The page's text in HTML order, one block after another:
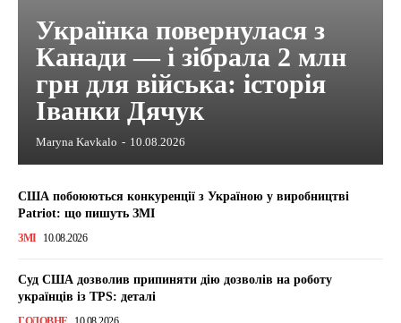
Українка повернулася з
Канади — і зібрала 2 млн
грн для війська: історія
Іванки Дячук
Maryna Kavkalo - 10.08.2026
США побоюються конкуренції з Україною у виробництві
Patriot: що пишуть ЗМІ
ЗМІ 10.08.2026
Суд США дозволив припиняти дію дозволів на роботу
українців із TPS: деталі